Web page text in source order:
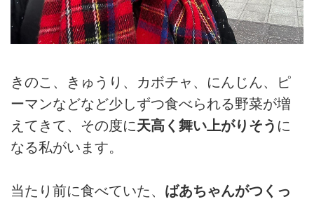
きのこ、きゅうり、カボチャ、にんじん、ピ
ーマンなどなど少しずつ食べられる野菜が増
えてきて、その度に天高く舞い上がりそう に
なる私がいます。
当たり前に食べていた、 ばあちゃんがつくっ